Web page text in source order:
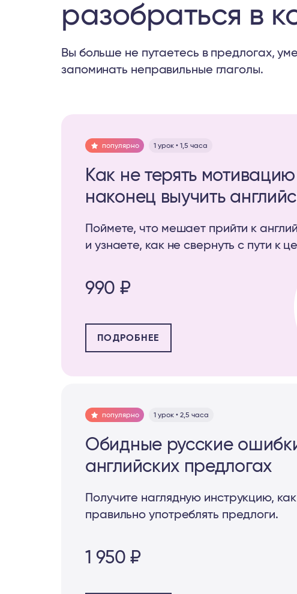
разобраться в
Вы больше не путаетесь в предлогах,
запоминать неправильные глаголы.
популярно 1 урок • 1,5 часа
Как не терять
наконец выучить
Поймете, что мешает прийти к
и узнаете, как не свернуть с пути к
990 ₽
ПОДРОБНЕЕ
популярно 1 урок • 2,5 часа
Обидные русские
английских предлогах
Получите наглядную инструкцию,
правильно употреблять предлоги.
1 950 ₽